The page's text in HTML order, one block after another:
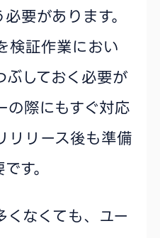
要があります。
検証作業におい
しておく必要が
の際にもすぐ対応
リリース後も準備
す。
なくても、ユー